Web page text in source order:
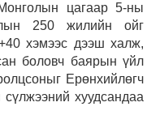
цагаар 5-ны
250 жилийн ойг
хэмээс дээш халж,
боловч баярын үйл
Ерөнхийлөгч
хуудсандаа